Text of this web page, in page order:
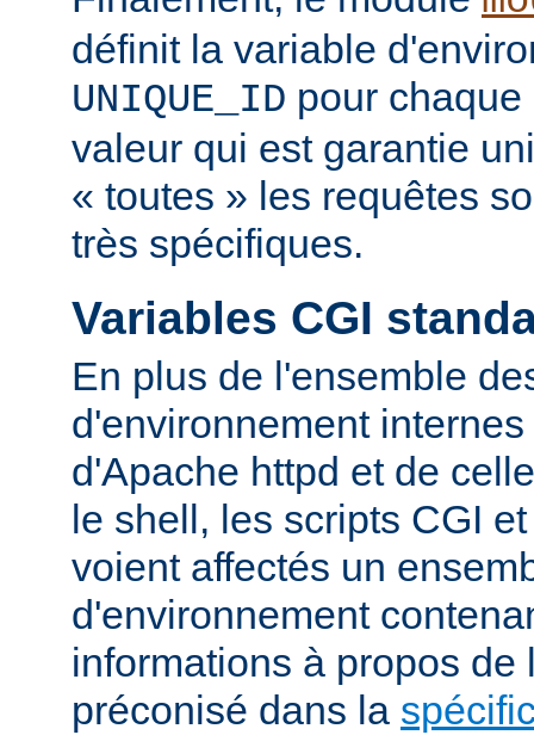
définit la variable
UNIQUE_ID pour
valeur qui est garantie
« toutes » les requêtes
très spécifiques.
Variables CGI
En plus de l'ensemble
d'environnement
d'Apache httpd et de
le shell, les scripts CGI
voient affectés un
d'environnement
informations à propos de
préconisé dans la